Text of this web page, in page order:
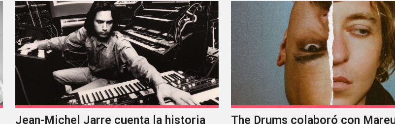
Jean-Michel Jarre cuenta la historia The Drums colaboró con